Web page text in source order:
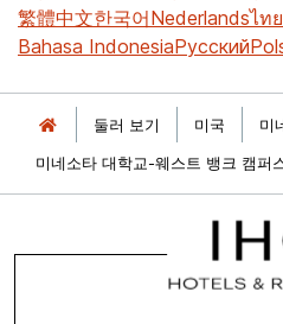
繁體中文한국어Nederlandsไทย
Bahasa IndonesiaРусский
둘러 보기 미국 미
미네소타 대학교-웨스트 뱅크 캠퍼